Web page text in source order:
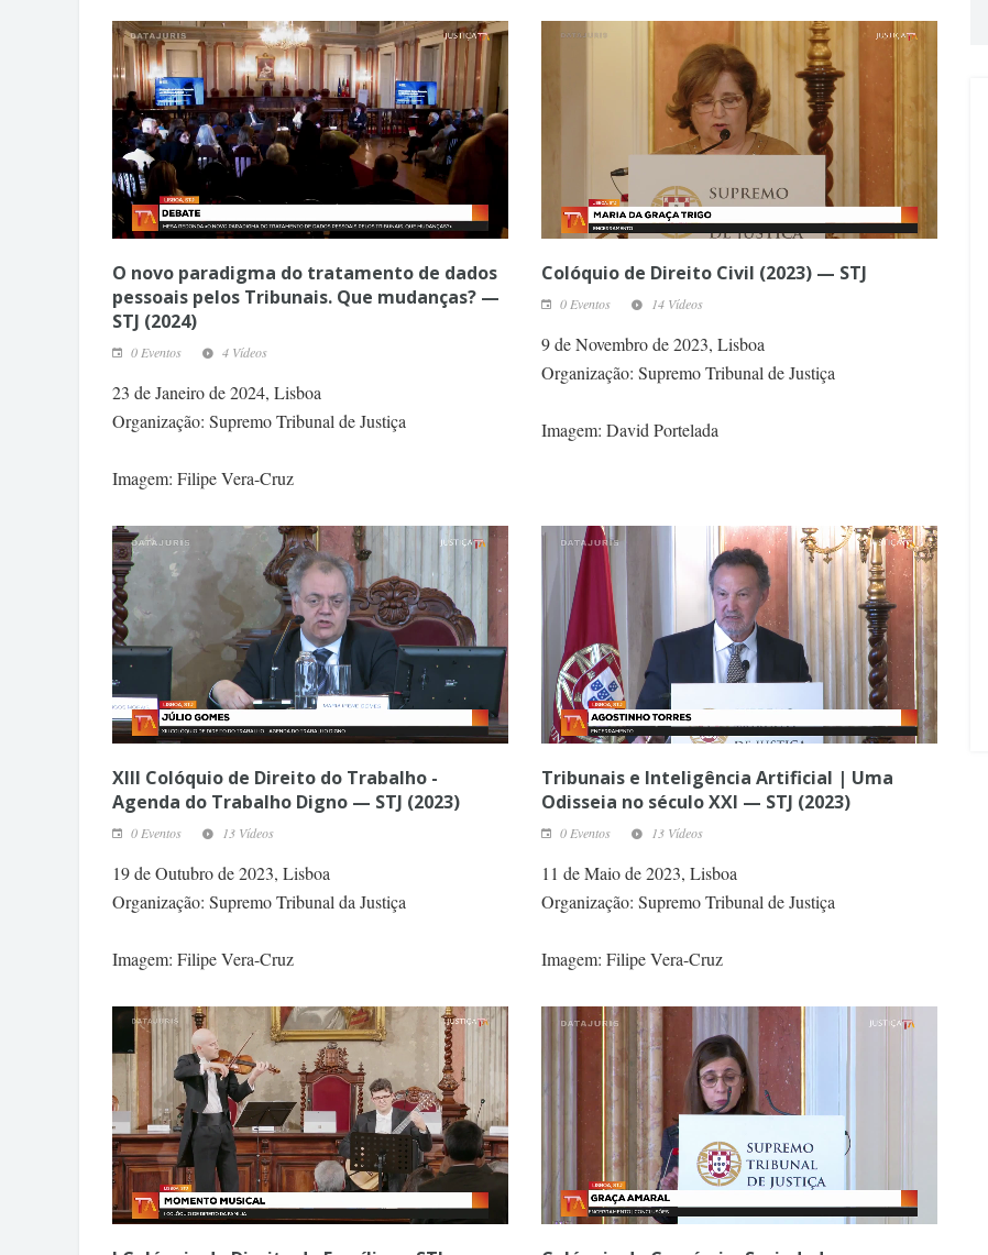
O novo paradigma do tratamento de dados
pessoais pelos Tribunais. Que mudanças? —
STJ (2024)
0 Eventos 4 Vídeos
23 de Janeiro de 2024, Lisboa
Organização: Supremo Tribunal de Justiça
Imagem: Filipe Vera-Cruz
Colóquio de Direito Civil (2023) — STJ
0 Eventos 14 Vídeos
9 de Novembro de 2023, Lisboa
Organização: Supremo Tribunal de Justiça
Imagem: David Portelada
XIII Colóquio de Direito do Trabalho -
Agenda do Trabalho Digno — STJ (2023)
0 Eventos 13 Vídeos
19 de Outubro de 2023, Lisboa
Organização: Supremo Tribunal da Justiça
Imagem: Filipe Vera-Cruz
Tribunais e Inteligência Artificial | Uma
Odisseia no século XXI — STJ (2023)
0 Eventos 13 Vídeos
11 de Maio de 2023, Lisboa
Organização: Supremo Tribunal de Justiça
Imagem: Filipe Vera-Cruz